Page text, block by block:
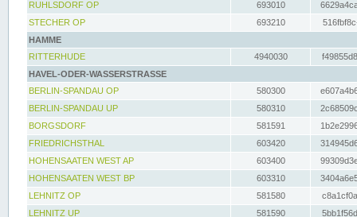
RUHLSDORF OP
693010
STECHER OP
693210
HAMME
RITTERHUDE
4940030
HAVEL-ODER-WASSERSTRASSE
BERLIN-SPANDAU OP
580300
BERLIN-SPANDAU UP
580310
BORGSDORF
581591
FRIEDRICHSTHAL
603420
HOHENSAATEN WEST AP
603400
HOHENSAATEN WEST BP
603310
LEHNITZ OP
581580
LEHNITZ UP
581590